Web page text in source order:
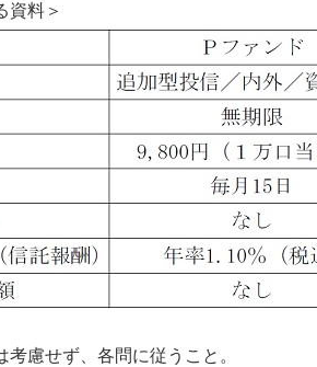
資料＞
慮せず、各問に従うこと。